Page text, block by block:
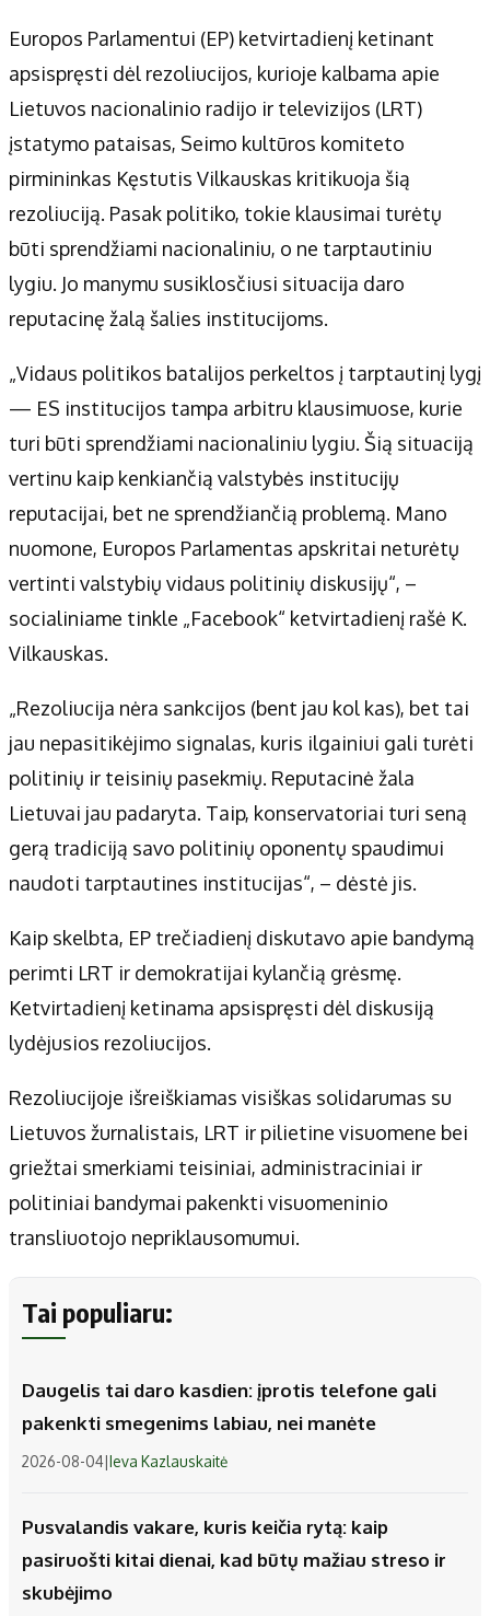
Europos Parlamentui (EP) ketvirtadienį ketinant
apsispręsti dėl rezoliucijos, kurioje kalbama apie
Lietuvos nacionalinio radijo ir televizijos (LRT)
įstatymo pataisas, Seimo kultūros komiteto
pirmininkas Kęstutis Vilkauskas kritikuoja šią
rezoliuciją. Pasak politiko, tokie klausimai turėtų
būti sprendžiami nacionaliniu, o ne tarptautiniu
lygiu. Jo manymu susiklosčiusi situacija daro
reputacinę žalą šalies institucijoms.
„Vidaus politikos batalijos perkeltos į tarptautinį lygį
— ES institucijos tampa arbitru klausimuose, kurie
turi būti sprendžiami nacionaliniu lygiu. Šią situaciją
vertinu kaip kenkiančią valstybės institucijų
reputacijai, bet ne sprendžiančią problemą. Mano
nuomone, Europos Parlamentas apskritai neturėtų
vertinti valstybių vidaus politinių diskusijų“, –
socialiniame tinkle „Facebook“ ketvirtadienį rašė K.
Vilkauskas.
„Rezoliucija nėra sankcijos (bent jau kol kas), bet tai
jau nepasitikėjimo signalas, kuris ilgainiui gali turėti
politinių ir teisinių pasekmių. Reputacinė žala
Lietuvai jau padaryta. Taip, konservatoriai turi seną
gerą tradiciją savo politinių oponentų spaudimui
naudoti tarptautines institucijas“, – dėstė jis.
Kaip skelbta, EP trečiadienį diskutavo apie bandymą
perimti LRT ir demokratijai kylančią grėsmę.
Ketvirtadienį ketinama apsispręsti dėl diskusiją
lydėjusios rezoliucijos.
Rezoliucijoje išreiškiamas visiškas solidarumas su
Lietuvos žurnalistais, LRT ir pilietine visuomene bei
griežtai smerkiami teisiniai, administraciniai ir
politiniai bandymai pakenkti visuomeninio
transliuotojo nepriklausomumui.
Tai populiaru:
Daugelis tai daro kasdien: įprotis telefone gali
pakenkti smegenims labiau, nei manėte
2026-08-04|Ieva Kazlauskaitė
Pusvalandis vakare, kuris keičia rytą: kaip
pasiruošti kitai dienai, kad būtų mažiau streso ir
skubėjimo